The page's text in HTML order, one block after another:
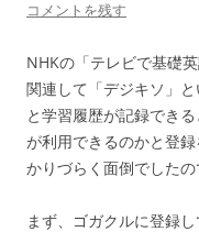
コメントを残す
NHKの「テレビで基礎
関連して「デジキソ」
と学習履歴が記録でき
が利用できるのかと登
かりづらく面倒でしたの
まず、ゴガクルに登録